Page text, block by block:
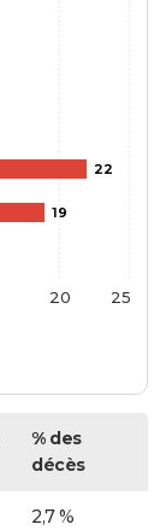
22
19
20 25
% des
décès
2,7 %